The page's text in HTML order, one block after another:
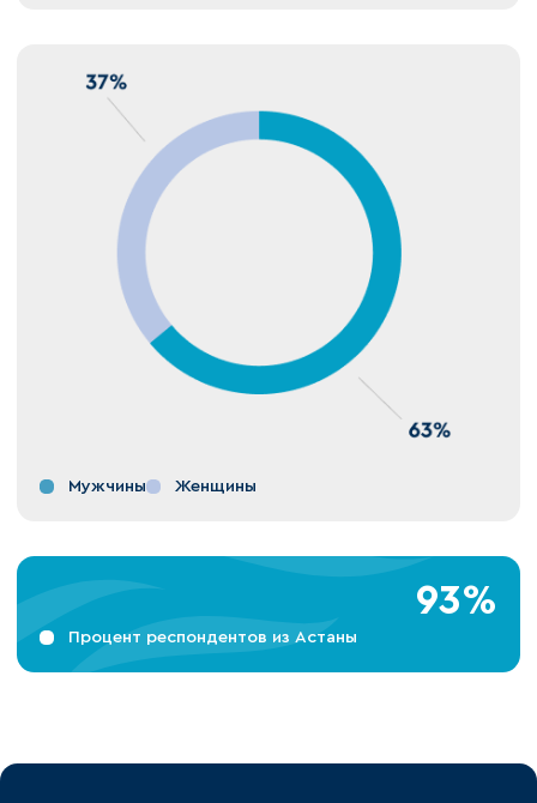
Мужчины Женщины
93%
Процент респондентов из Астаны